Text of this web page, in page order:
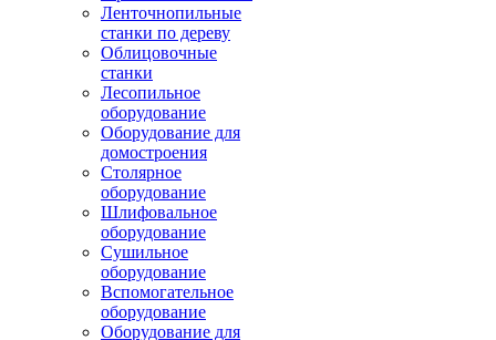
Ленточнопильные
станки по дереву
Облицовочные
станки
Лесопильное
оборудование
Оборудование для
домостроения
Столярное
оборудование
Шлифовальное
оборудование
Сушильное
оборудование
Вспомогательное
оборудование
Оборудование для